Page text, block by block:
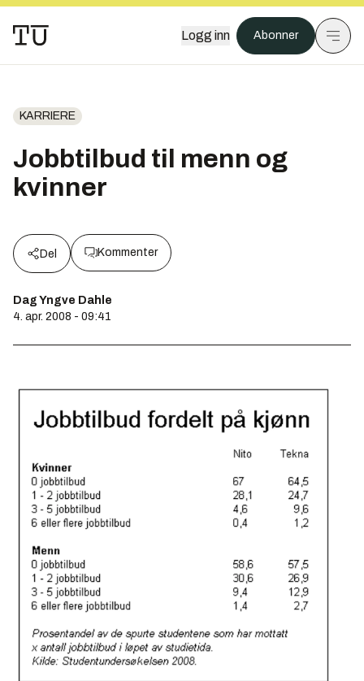
Logg inn Abonner
KARRIERE
Jobbtilbud til menn og
kvinner
Del Kommenter
Dag Yngve Dahle
4. apr. 2008 - 09:41